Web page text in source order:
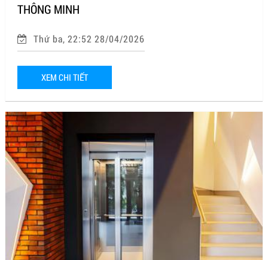
THÔNG MINH
Thứ ba, 22:52 28/04/2026
XEM CHI TIẾT